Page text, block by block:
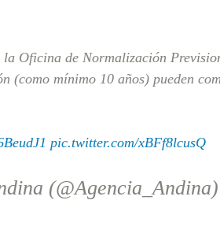
la Oficina de Normalización
(como mínimo 10 años) pueden
pic.twitter.com/xBFf8lcusQ